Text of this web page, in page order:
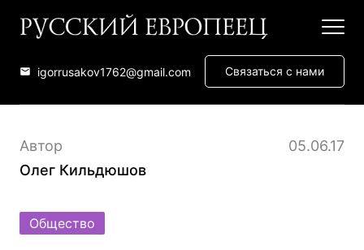
igorrusakov1762@gmail.com Связаться с нами
Автор
Олег Кильдюшов
05.06.17
Общество